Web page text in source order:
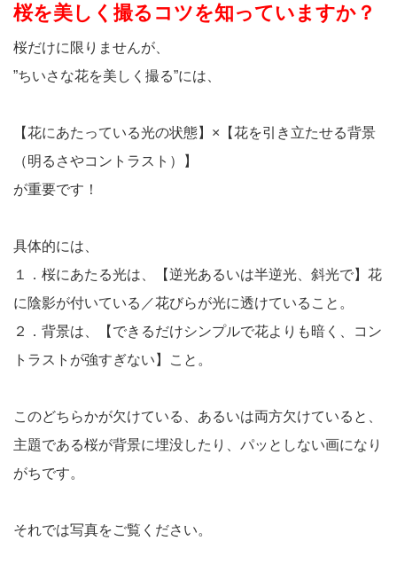
桜を美しく撮るコツを知っていますか？
桜だけに限りませんが、
”ちいさな花を美しく撮る”には、
【花にあたっている光の状態】×【花を引き立たせる背景
（明るさやコントラスト）】
が重要です！
具体的には、
１．桜にあたる光は、【逆光あるいは半逆光、斜光で】花
に陰影が付いている／花びらが光に透けていること。
２．背景は、【できるだけシンプルで花よりも暗く、コン
トラストが強すぎない】こと。
このどちらかが欠けている、あるいは両方欠けていると、
主題である桜が背景に埋没したり、パッとしない画になり
がちです。
それでは写真をご覧ください。